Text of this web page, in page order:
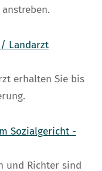
Landarzt
erhalten Sie bis
Sozialgericht -
und Richter sind